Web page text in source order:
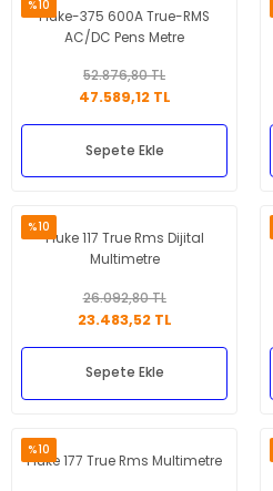
%10
Fluke-375 600A True-RMS
AC/DC Pens Metre
52.876,80 TL
47.589,12 TL
Sepete Ekle
%10
Fluke 117 True Rms Dijital
Multimetre
26.092,80 TL
23.483,52 TL
Sepete Ekle
%10
Fluke 177 True Rms Multimetre